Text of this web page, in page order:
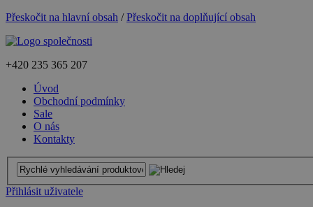
Přeskočit na hlavní obsah /Přeskočit na doplňující obsah
+420 235 365 207
Úvod
Obchodní podmínky
Sale
O nás
Kontakty
Přihlásit uživatele